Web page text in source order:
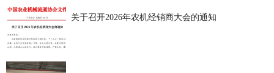
关于召开2026年农机经销商大会的通知